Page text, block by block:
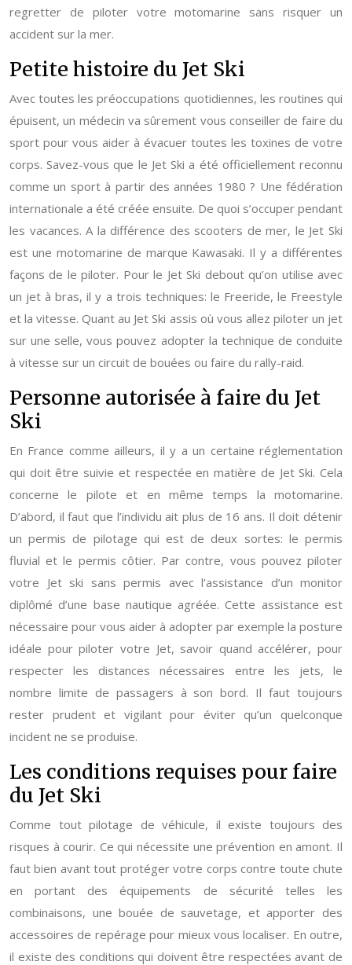
regretter de piloter votre motomarine sans risquer un
accident sur la mer.
Petite histoire du Jet Ski
Avec toutes les préoccupations quotidiennes, les routines qui
épuisent, un médecin va sûrement vous conseiller de faire du
sport pour vous aider à évacuer toutes les toxines de votre
corps. Savez-vous que le Jet Ski a été officiellement reconnu
comme un sport à partir des années 1980 ? Une fédération
internationale a été créée ensuite. De quoi s’occuper pendant
les vacances. A la différence des scooters de mer, le Jet Ski
est une motomarine de marque Kawasaki. Il y a différentes
façons de le piloter. Pour le Jet Ski debout qu’on utilise avec
un jet à bras, il y a trois techniques: le Freeride, le Freestyle
et la vitesse. Quant au Jet Ski assis où vous allez piloter un jet
sur une selle, vous pouvez adopter la technique de conduite
à vitesse sur un circuit de bouées ou faire du rally-raid.
Personne autorisée à faire du Jet
Ski
En France comme ailleurs, il y a un certaine réglementation
qui doit être suivie et respectée en matière de Jet Ski. Cela
concerne le pilote et en même temps la motomarine.
D’abord, il faut que l’individu ait plus de 16 ans. Il doit détenir
un permis de pilotage qui est de deux sortes: le permis
fluvial et le permis côtier. Par contre, vous pouvez piloter
votre Jet ski sans permis avec l’assistance d’un monitor
diplômé d’une base nautique agréée. Cette assistance est
nécessaire pour vous aider à adopter par exemple la posture
idéale pour piloter votre Jet, savoir quand accélérer, pour
respecter les distances nécessaires entre les jets, le
nombre limite de passagers à son bord. Il faut toujours
rester prudent et vigilant pour éviter qu’un quelconque
incident ne se produise.
Les conditions requises pour faire
du Jet Ski
Comme tout pilotage de véhicule, il existe toujours des
risques à courir. Ce qui nécessite une prévention en amont. Il
faut bien avant tout protéger votre corps contre toute chute
en portant des équipements de sécurité telles les
combinaisons, une bouée de sauvetage, et apporter des
accessoires de repérage pour mieux vous localiser. En outre,
il existe des conditions qui doivent être respectées avant de